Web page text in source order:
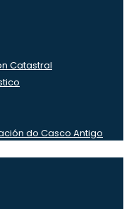
Catastral
do Casco Antigo